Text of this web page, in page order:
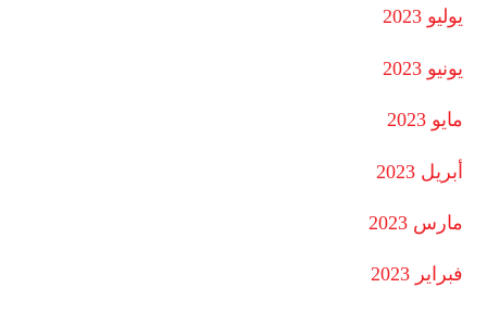
يوليو 2023
يونيو 2023
مايو 2023
أبريل 2023
مارس 2023
فبراير 2023